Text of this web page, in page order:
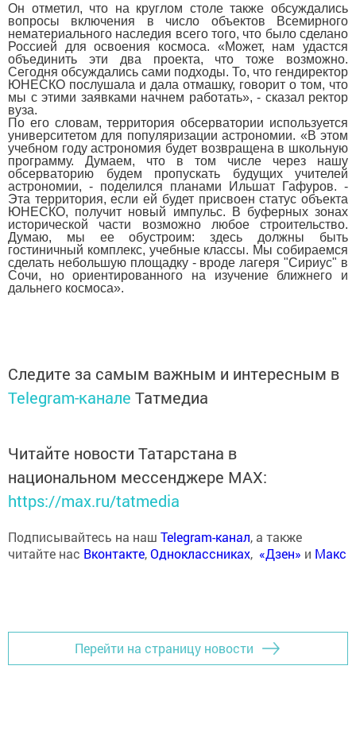
Он отметил, что на круглом столе также обсуждались
вопросы включения в число объектов Всемирного
нематериального наследия всего того, что было сделано
Россией для освоения космоса. «Может, нам удастся
объединить эти два проекта, что тоже возможно.
Сегодня обсуждались сами подходы. То, что гендиректор
ЮНЕСКО послушала и дала отмашку, говорит о том, что
мы с этими заявками начнем работать», - сказал ректор
вуза.
По его словам, территория обсерватории используется
университетом для популяризации астрономии. «В этом
учебном году астрономия будет возвращена в школьную
программу. Думаем, что в том числе через нашу
обсерваторию будем пропускать будущих учителей
астрономии, - поделился планами Ильшат Гафуров. -
Эта территория, если ей будет присвоен статус объекта
ЮНЕСКО, получит новый импульс. В буферных зонах
исторической части возможно любое строительство.
Думаю, мы ее обустроим: здесь должны быть
гостиничный комплекс, учебные классы. Мы собираемся
сделать небольшую площадку - вроде лагеря "Сириус" в
Сочи, но ориентированного на изучение ближнего и
дальнего космоса».
Следите за самым важным и интересным в
Telegram-канале Татмедиа
Читайте новости Татарстана в
национальном мессенджере MАХ:
https://max.ru/tatmedia
Подписывайтесь на наш Telegram-канал, а также
читайте нас Вконтакте,Одноклассниках, «Дзен» и Макс
Перейти на страницу новости